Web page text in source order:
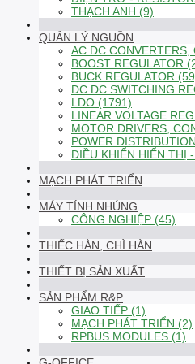
THẠCH ANH (9)
QUẢN LÝ NGUỒN
AC DC
BOOST REGULATOR
BUCK REGULATOR
DC DC SWITCHING
LDO (1791)
LINEAR VOLTAGE
MOTOR DRIVERS,
POWER
ĐIỀU KHIỂN HIỂN THỊ
MẠCH PHÁT TRIỂN
MÁY TÍNH NHÚNG
CÔNG NGHIỆP (45)
THIẾC HÀN, CHÌ HÀN
THIẾT BỊ SẢN XUẤT
SẢN PHẨM R&P
GIAO TIẾP (1)
MẠCH PHÁT TRIỂN (2)
RPBUS MODULES (1)